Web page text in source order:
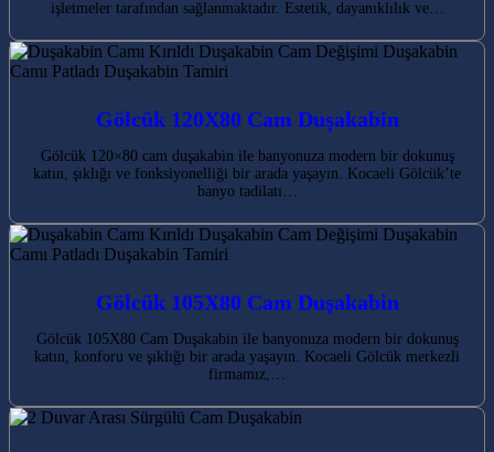
işletmeler tarafından sağlanmaktadır. Estetik, dayanıklılık ve…
Gölcük 120X80 Cam Duşakabin
Gölcük 120×80 cam duşakabin ile banyonuza modern bir dokunuş
katın, şıklığı ve fonksiyonelliği bir arada yaşayın. Kocaeli Gölcük’te
banyo tadilatı…
Gölcük 105X80 Cam Duşakabin
Gölcük 105X80 Cam Duşakabin ile banyonuza modern bir dokunuş
katın, konforu ve şıklığı bir arada yaşayın. Kocaeli Gölcük merkezli
firmamız,…